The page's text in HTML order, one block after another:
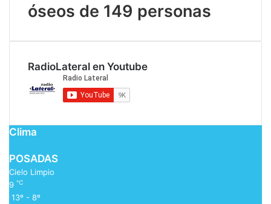
óseos de 149 personas
RadioLateral en Youtube
Clima
POSADAS
Cielo Limpio
9 ℃
13º - 8º